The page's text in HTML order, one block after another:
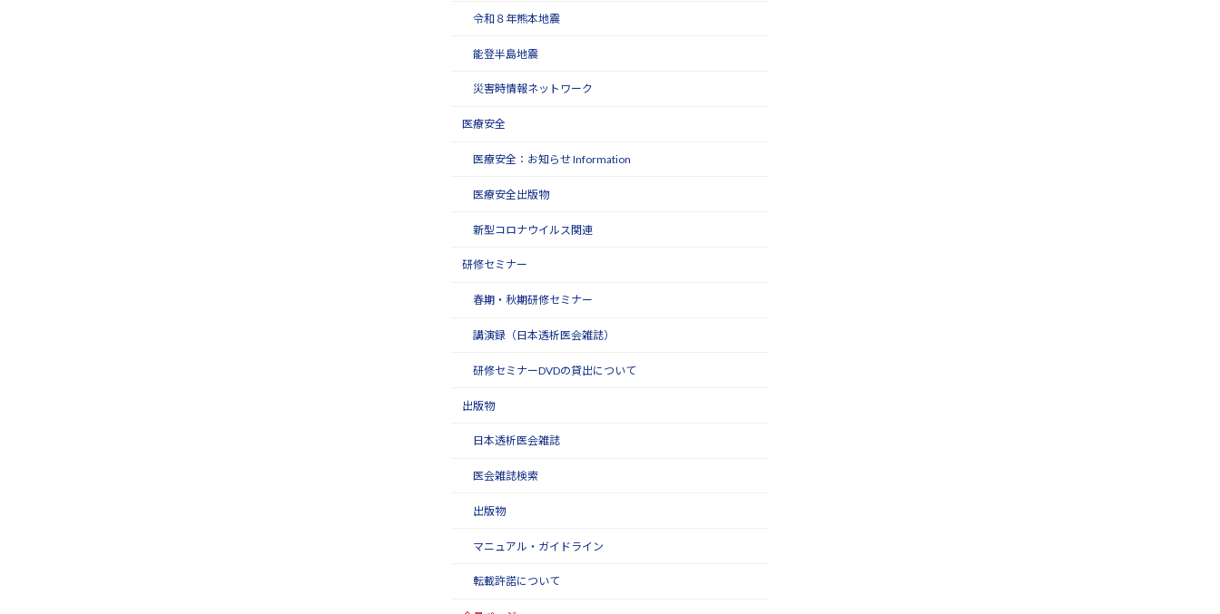
令和８年熊本地震
能登半島地震
災害時情報ネットワーク
医療安全
医療安全：お知らせ Information
医療安全出版物
新型コロナウイルス関連
研修セミナー
春期・秋期研修セミナー
講演録（日本透析医会雑誌）
研修セミナーDVDの貸出について
出版物
日本透析医会雑誌
医会雑誌検索
出版物
マニュアル・ガイドライン
転載許諾について